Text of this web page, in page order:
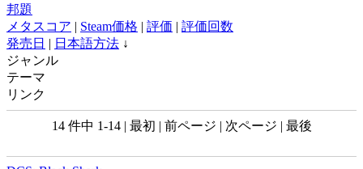
邦題
メタスコア | Steam価格 | 評価 | 評価回数
発売日 | 日本語方法 ↓
ジャンル
テーマ
リンク
14 件中 1-14 | 最初 | 前ページ | 次ページ | 最後